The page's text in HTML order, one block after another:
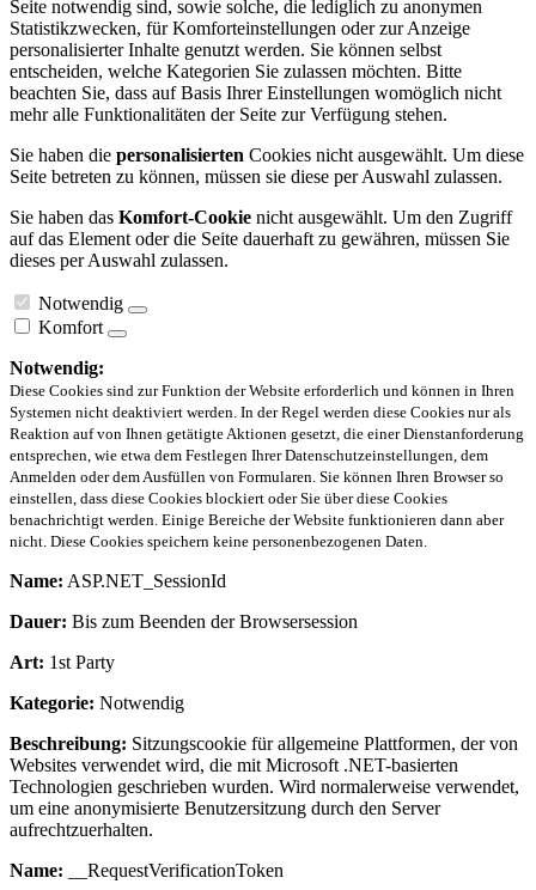
Seite notwendig sind, sowie solche, die lediglich zu anonymen
Statistikzwecken, für Komforteinstellungen oder zur Anzeige
personalisierter Inhalte genutzt werden. Sie können selbst
entscheiden, welche Kategorien Sie zulassen möchten. Bitte
beachten Sie, dass auf Basis Ihrer Einstellungen womöglich nicht
mehr alle Funktionalitäten der Seite zur Verfügung stehen.
Sie haben die personalisierten Cookies nicht ausgewählt. Um diese
Seite betreten zu können, müssen sie diese per Auswahl zulassen.
Sie haben das Komfort-Cookie nicht ausgewählt. Um den Zugriff
auf das Element oder die Seite dauerhaft zu gewähren, müssen Sie
dieses per Auswahl zulassen.
Notwendig
Komfort
Notwendig:
Diese Cookies sind zur Funktion der Website erforderlich und können in Ihren
Systemen nicht deaktiviert werden. In der Regel werden diese Cookies nur als
Reaktion auf von Ihnen getätigte Aktionen gesetzt, die einer Dienstanforderung
entsprechen, wie etwa dem Festlegen Ihrer Datenschutzeinstellungen, dem
Anmelden oder dem Ausfüllen von Formularen. Sie können Ihren Browser so
einstellen, dass diese Cookies blockiert oder Sie über diese Cookies
benachrichtigt werden. Einige Bereiche der Website funktionieren dann aber
nicht. Diese Cookies speichern keine personenbezogenen Daten.
Name: ASP.NET_SessionId
Dauer: Bis zum Beenden der Browsersession
Art: 1st Party
Kategorie: Notwendig
Beschreibung: Sitzungscookie für allgemeine Plattformen, der von
Websites verwendet wird, die mit Microsoft .NET-basierten
Technologien geschrieben wurden. Wird normalerweise verwendet,
um eine anonymisierte Benutzersitzung durch den Server
aufrechtzuerhalten.
Name: __RequestVerificationToken